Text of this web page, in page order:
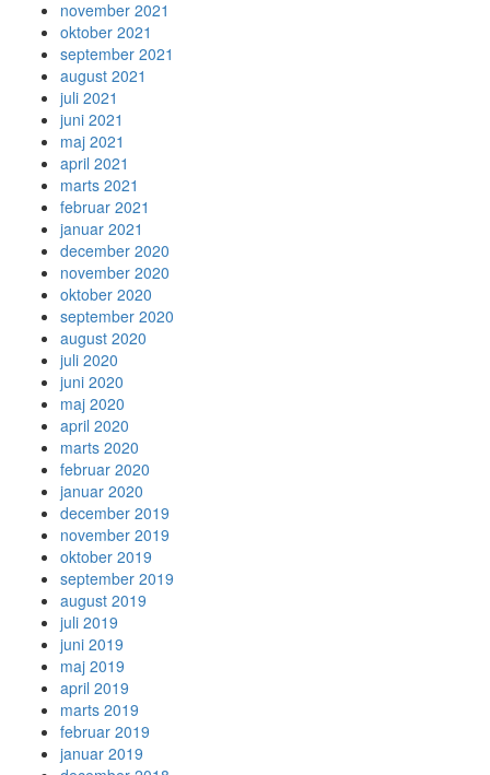
november 2021
oktober 2021
september 2021
august 2021
juli 2021
juni 2021
maj 2021
april 2021
marts 2021
februar 2021
januar 2021
december 2020
november 2020
oktober 2020
september 2020
august 2020
juli 2020
juni 2020
maj 2020
april 2020
marts 2020
februar 2020
januar 2020
december 2019
november 2019
oktober 2019
september 2019
august 2019
juli 2019
juni 2019
maj 2019
april 2019
marts 2019
februar 2019
januar 2019